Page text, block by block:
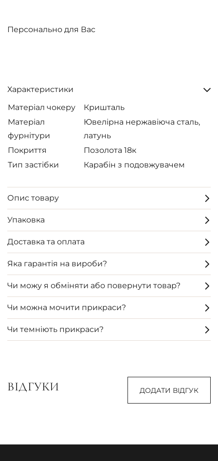
Персонально для Вас
Характеристики
Матеріал чокеру
Кришталь
Матеріал
фурнітури
Ювелірна нержавіюча сталь,
латунь
Покриття
Позолота 18к
Тип застібки
Карабін з подовжувачем
Опис товару
Упаковка
Доставка та оплата
Яка гарантія на вироби?
Чи можу я обміняти або повернути товар?
Чи можна мочити прикраси?
Чи темніють прикраси?
ВІДГУКИ ДОДАТИ ВІДГУК